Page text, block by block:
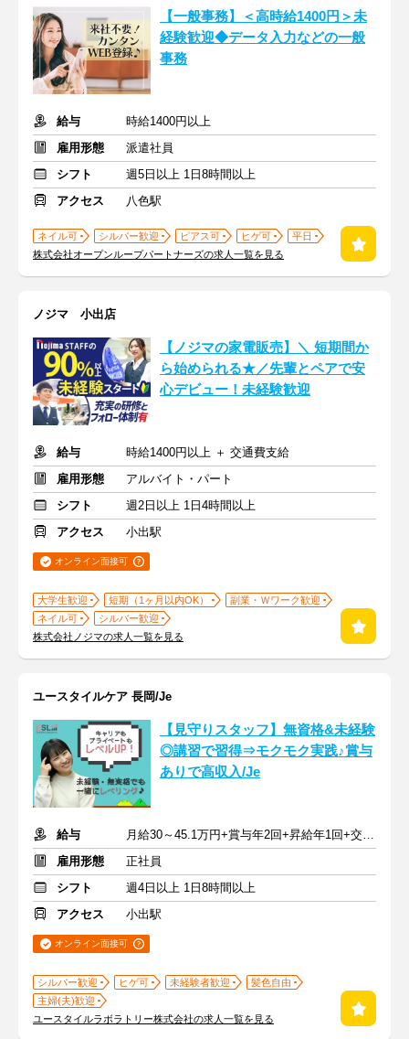
【一般事務】＜高時給1400円＞未
経験歓迎◆データ入力などの一般
事務
給与
時給1400円以上
雇用形態
派遣社員
シフト
週5日以上 1日8時間以上
アクセス
八色駅
ネイル可 シルバー歓迎 ピアス可 ヒゲ可
平日
株式会社オープンループパートナーズの求人一覧を見る
ノジマ 小出店
【ノジマの家電販売】＼ 短期間か
ら始められる★／先輩とペアで安
心デビュー！未経験歓迎
給与
時給1400円以上 ＋ 交通費支給
雇用形態
アルバイト・パート
シフト
週2日以上 1日4時間以上
アクセス
小出駅
オンライン面接可
大学生歓迎 短期（1ヶ月以内OK）
副業・Ｗワーク歓迎
ネイル可
シルバー歓迎
株式会社ノジマの求人一覧を見る
ユースタイルケア 長岡/Je
【見守りスタッフ】無資格&未経験
◎講習で習得⇒モクモク実践♪賞与
ありで高収入/Je
給与
月給30～45.1万円+賞与年2回+昇給年1回+交通費全額
雇用形態
正社員
シフト
週4日以上 1日8時間以上
アクセス
小出駅
オンライン面接可
シルバー歓迎 ヒゲ可 未経験者歓迎
髪色自由
主婦(夫)歓迎
ユースタイルラボラトリー株式会社の求人一覧を見る